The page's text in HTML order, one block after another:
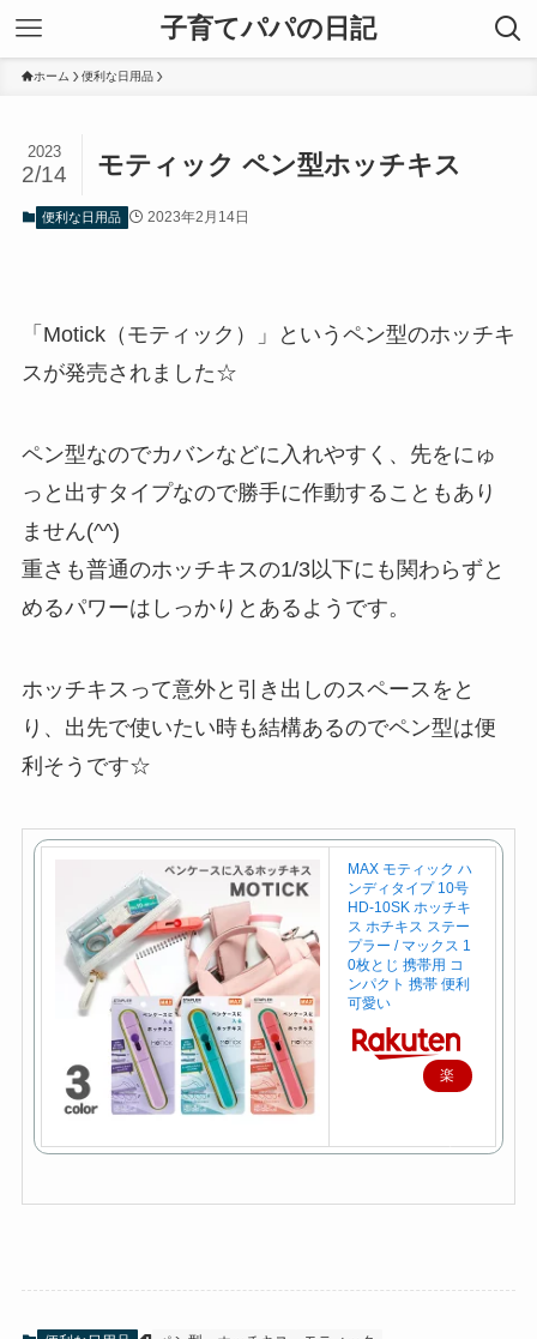
子育てパパの日記
ホーム 便利な日用品
モティック ペン型ホッチキス
2023
2/14
便利な日用品 2023年2月14日
「Motick（モティック）」というペン型のホッチキ
スが発売されました☆
ペン型なのでカバンなどに入れやすく、先をにゅ
っと出すタイプなので勝手に作動することもあり
ません(^^)
重さも普通のホッチキスの1/3以下にも関わらずと
めるパワーはしっかりとあるようです。
ホッチキスって意外と引き出しのスペースをと
り、出先で使いたい時も結構あるのでペン型は便
利そうです☆
MAX モティック ハ
ンディタイプ 10号
HD-10SK ホッチキ
ス ホチキス ステー
プラー / マックス 1
0枚とじ 携帯用 コ
ンパクト 携帯 便利
可愛い
楽
入